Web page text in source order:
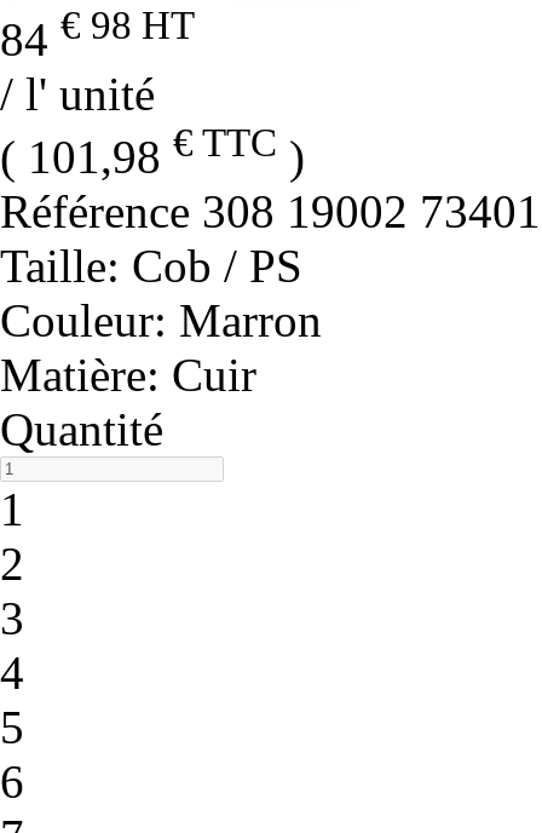
84 € 98 HT
/ l' unité
( 101,98 € TTC )
Référence 308 19002 73401
Taille: Cob / PS
Couleur: Marron
Matière: Cuir
Quantité
1
2
3
4
5
6